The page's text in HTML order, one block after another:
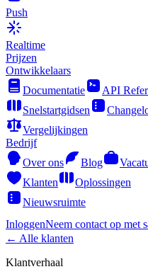
Push
Realtime
Prijzen
Ontwikkelaars
Documentatie
API
Snelstartgidsen
Vergelijkingen
Bedrijf
Over ons
Blog
Klanten
Oplossingen
Nieuwsruimte
InloggenNeem contact op met
← Alle klanten
Klantverhaal